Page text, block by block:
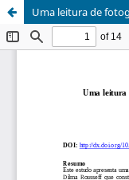
Uma leitura de